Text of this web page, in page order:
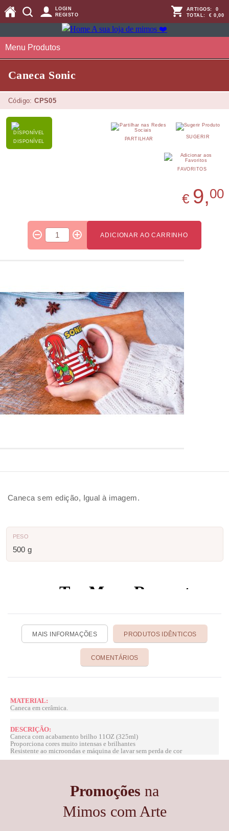
LOGIN
REGISTO
ARTIGOS: 0
TOTAL: € 0,00
Menu Produtos
Caneca Sonic
Código:CPS05
DISPONÍVEL
SUGERIR
PARTILHAR
FAVORITOS
€ 9,00
ADICIONAR AO CARRINHO
Caneca sem edição, Igual à imagem.
PESO
500 g
MAIS INFORMAÇÕES PRODUTOS IDÊNTICOS
COMENTÁRIOS
MATERIAL:
Caneca em cerâmica.
DESCRIÇÃO:
Caneca com acabamento brilho 11OZ (325ml)
Proporciona cores muito intensas e brilhantes
Resistente ao microondas e máquina de lavar sem perda de cor
Promoções na
Mimos com Arte